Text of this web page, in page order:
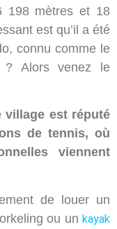
198 mètres et 18
est qu’il a été
connu comme le
Alors venez le
village est réputé
de tennis, où
viennent
de louer un
ou un kayak